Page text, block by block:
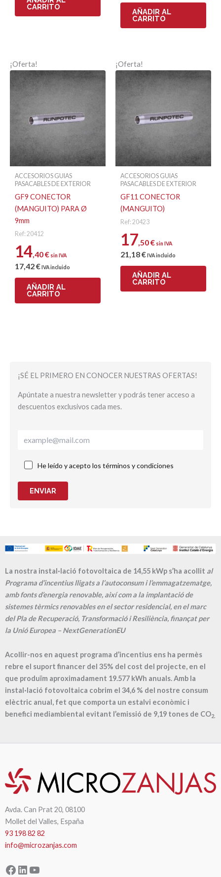
CARRITO
AÑADIR AL
CARRITO
¡Oferta!
ACCESORIOS GUIAS
PASACABLES DE EXTERIOR
GF9 CONECTOR
(MANGUITO) PARA Ø
9mm
Ref: 20412
14 ,40€ sin IVA
17 ,42€IVA incluido
AÑADIR AL
CARRITO
¡Oferta!
ACCESORIOS GUIAS
PASACABLES DE EXTERIOR
GF11 CONECTOR
(MANGUITO)
Ref: 20423
17 ,50€ sin IVA
21 ,18€IVA incluido
AÑADIR AL
CARRITO
¡SÉ EL PRIMERO EN CONOCER NUESTRAS OFERTAS!
Apúntate a nuestra newsletter y podrás tener acceso a
descuentos exclusivos cada mes.
He leído y acepto los términos y condiciones
ENVIAR
La nostra instal·lació fotovoltaica de 14,55 kWp s’ha acollit al
Programa d’incentius lligats a l’autoconsum i l’emmagatzematge,
amb fonts d’energia renovable, així com a la implantació de
sistemes tèrmics renovables en el sector residencial, en el marc
del Pla de Recuperació, Transformació i Resiliència, finançat per
la Unió Europea – NextGenerationEU
Acollir-nos en aquest programa d’incentius ens ha permès
rebre el suport financer del 35% del cost del projecte, en el
que produïm aproximadament 19.577 kWh anuals. Amb la
instal·lació fotovoltaica cobrim el 34,6 % del nostre consum
elèctric anual, fet que comporta un estalvi econòmic i
benefici mediambiental evitant l’emissió de 9,19 tones de CO2.
Avda. Can Prat 20, 08100
Mollet del Valles, España
93 198 82 82
info@microzanjas.com
Facebook
LinkedIn
YouTube